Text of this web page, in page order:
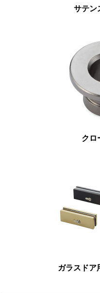
サテン
クロ
ガラスドア